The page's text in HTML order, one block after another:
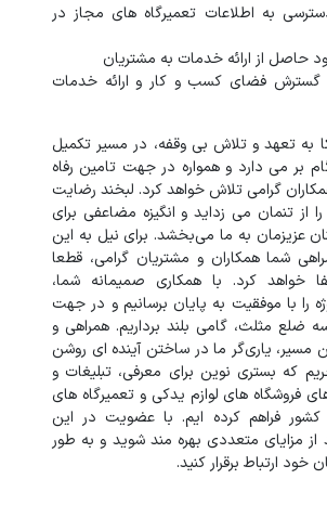
به اطلاعات تعمیرگاه‌ های مجاز در
حاصل از ارائه خدمات به مشتریان
گسترش فضای کسب و کار و ارائه خدمات
به تعهد و تلاش بی‌ وقفه، در مسیر تکمیل
بر می‌ دارد و همواره در جهت تامین رفاه
گرامی تلاش خواهد کرد. لبخند رضایت
از تنمان می‌ زداید و انگیزه مضاعفی برای
عزیزمان به ما می‌بخشد. برای نیل به این
شما همکاران و مشتریان گرامی، قطعا
خواهد کرد. با همکاری صمیمانه شما،
را با موفقیت به پایان برسانیم و در جهت
ضلع مثلث، گامی بلند برداریم. همراهی و
مسیر، یاری‌گر ما در ساختن آینده‌ ای روشن
که بستری نوین برای معرفی، تبلیغات و
فروشگاه‌ های لوازم یدکی و تعمیرگاه‌ های
کشور فراهم کرده‌ ایم. با عضویت در این
از مزایای متعددی بهره‌ مند شوید و به طور
خود ارتباط برقرار کنید.